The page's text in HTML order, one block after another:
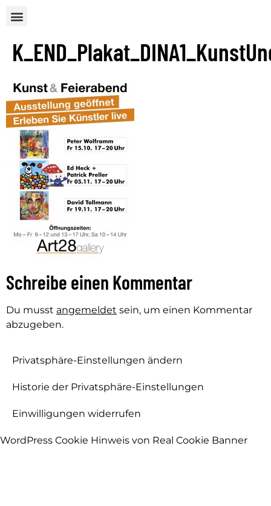
Schreibe einen Kommentar
Du musst angemeldet sein, um einen Kommentar
abzugeben.
Privatsphäre-Einstellungen ändern
Historie der Privatsphäre-Einstellungen
Einwilligungen widerrufen
WordPress Cookie Hinweis von Real Cookie Banner